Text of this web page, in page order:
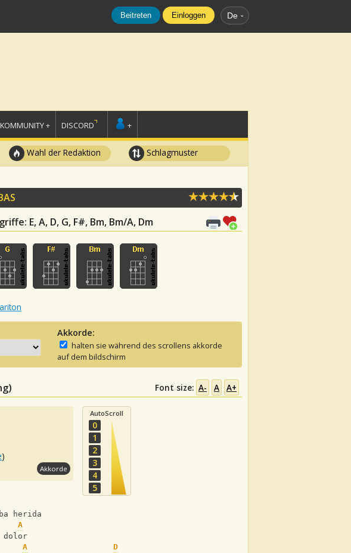
Beitreten Einloggen De
KOMMUNITY + DISCORD +
Wahl der Redaktion Schlagmuster
: E, A, D, G, F#, Bm, Bm/A, Dm
Akkorde:
halten sie während des scrollens akkorde
auf dem bildschirm
Font size: A- A A+
)
Akkorde
AutoScroll
0
1
2
3
4
5
herida
A
dolor
A D